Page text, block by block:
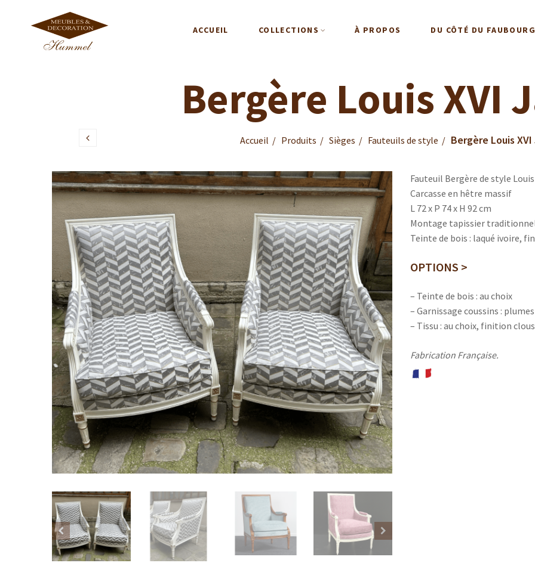
ACCUEIL COLLECTIONS À PROPOS DU CÔTÉ DU FAUBOURG
Bergère Louis XVI
Accueil Produits Sièges Fauteuils de style Bergère Louis
Fauteuil Bergère de style
Carcasse en hêtre massif
L 72 x P 74 x H 92 cm
Montage tapissier
Teinte de bois : laqué ivoire,
OPTIONS >
– Teinte de bois : au choix
– Garnissage coussins :
– Tissu : au choix, finition
Fabrication Française.